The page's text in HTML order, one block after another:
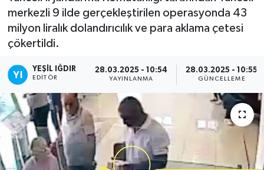
merkezli 9 ilde gerçekleştirilen operasyonda 43
milyon liralık dolandırıcılık ve para aklama çetesi
çökertildi.
YEŞIL IĞDIR
EDITÖR
28.03.2025 - 10:54
YAYINLANMA
28.03.2025 - 10:55
GÜNCELLEME